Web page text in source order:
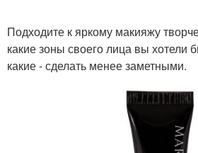
Подходите к яркому макияжу
какие зоны своего лица вы хотели
какие - сделать менее заметными.